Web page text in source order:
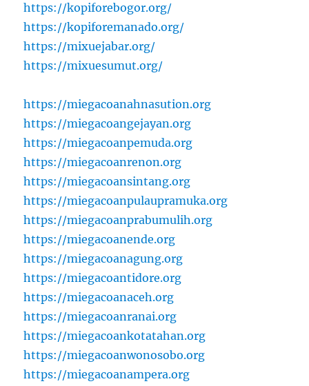
https://kopiforebogor.org/
https://kopiforemanado.org/
https://mixuejabar.org/
https://mixuesumut.org/
https://miegacoanahnasution.org
https://miegacoangejayan.org
https://miegacoanpemuda.org
https://miegacoanrenon.org
https://miegacoansintang.org
https://miegacoanpulaupramuka.org
https://miegacoanprabumulih.org
https://miegacoanende.org
https://miegacoanagung.org
https://miegacoantidore.org
https://miegacoanaceh.org
https://miegacoanranai.org
https://miegacoankotatahan.org
https://miegacoanwonosobo.org
https://miegacoanampera.org